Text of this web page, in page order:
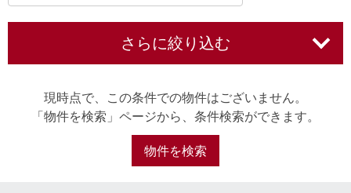
さらに絞り込む
現時点で、この条件での物件はございません。
「物件を検索」ページから、条件検索ができます。
物件を検索